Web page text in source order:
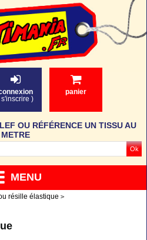
s'inscrire )
panier
MENU
OU RÉFÉRENCE UN TISSU AU
METRE
résille élastique